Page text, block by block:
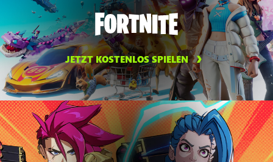
JETZT KOSTENLOS SPIELEN